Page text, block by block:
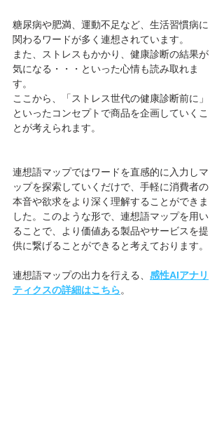
糖尿病や肥満、運動不足など、生活習慣病に
関わるワードが多く連想されています。
また、ストレスもかかり、健康診断の結果が
気になる・・・といった心情も読み取れま
す。
ここから、「ストレス世代の健康診断前に」
といったコンセプトで商品を企画していくこ
とが考えられます。
連想語マップではワードを直感的に入力しマ
ップを探索していくだけで、手軽に消費者の
本音や欲求をより深く理解することができま
した。このような形で、連想語マップを用い
ることで、より価値ある製品やサービスを提
供に繋げることができると考えております。
連想語マップの出力を行える、 感性AIアナリ
ティクスの詳細はこちら。